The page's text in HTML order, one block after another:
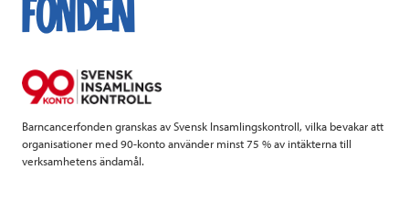
k
Barncancerfonden granskas av Svensk Insamlingskontroll, vilka bevakar att
organisationer med 90-konto använder minst 75 % av intäkterna till
verksamhetens ändamål.